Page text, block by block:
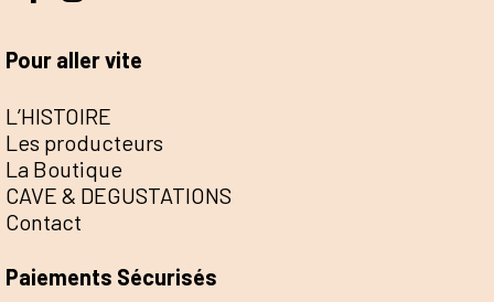
Pour aller vite
L’HISTOIRE
Les producteurs
La Boutique
CAVE & DEGUSTATIONS
Contact
Paiements Sécurisés